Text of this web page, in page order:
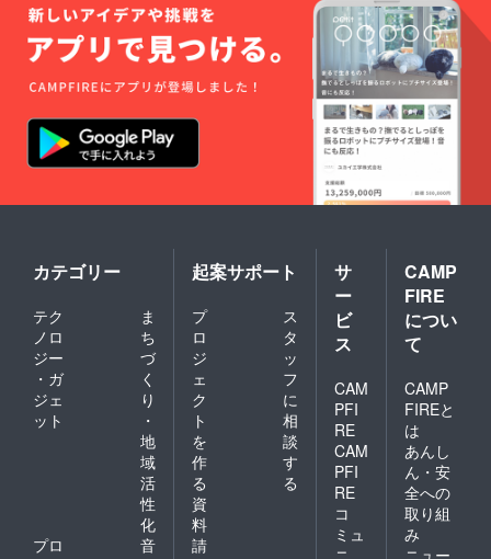
カテゴリー
テク
ノロ
ジー
・ガ
ジェ
ット
ま
ち
づ
く
り
・
地
域
活
性
化
プロ
音
起案サポート
プ
ロ
ジ
ェ
ク
ト
を
作
る
ス
タ
ッ
フ
に
相
談
す
る
資
料
請
サ
ー
ビ
ス
CAM
PFI
RE
CAM
PFI
RE
コ
ミュ
CAMP
FIRE
につい
て
CAMP
FIREと
は
あんし
ん・安
全への
取り組
み